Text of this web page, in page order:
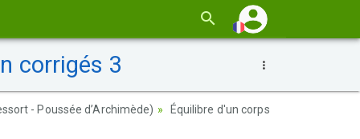
corrigés 3
- Poussée d’Archimède)
Équilibre d'un corps